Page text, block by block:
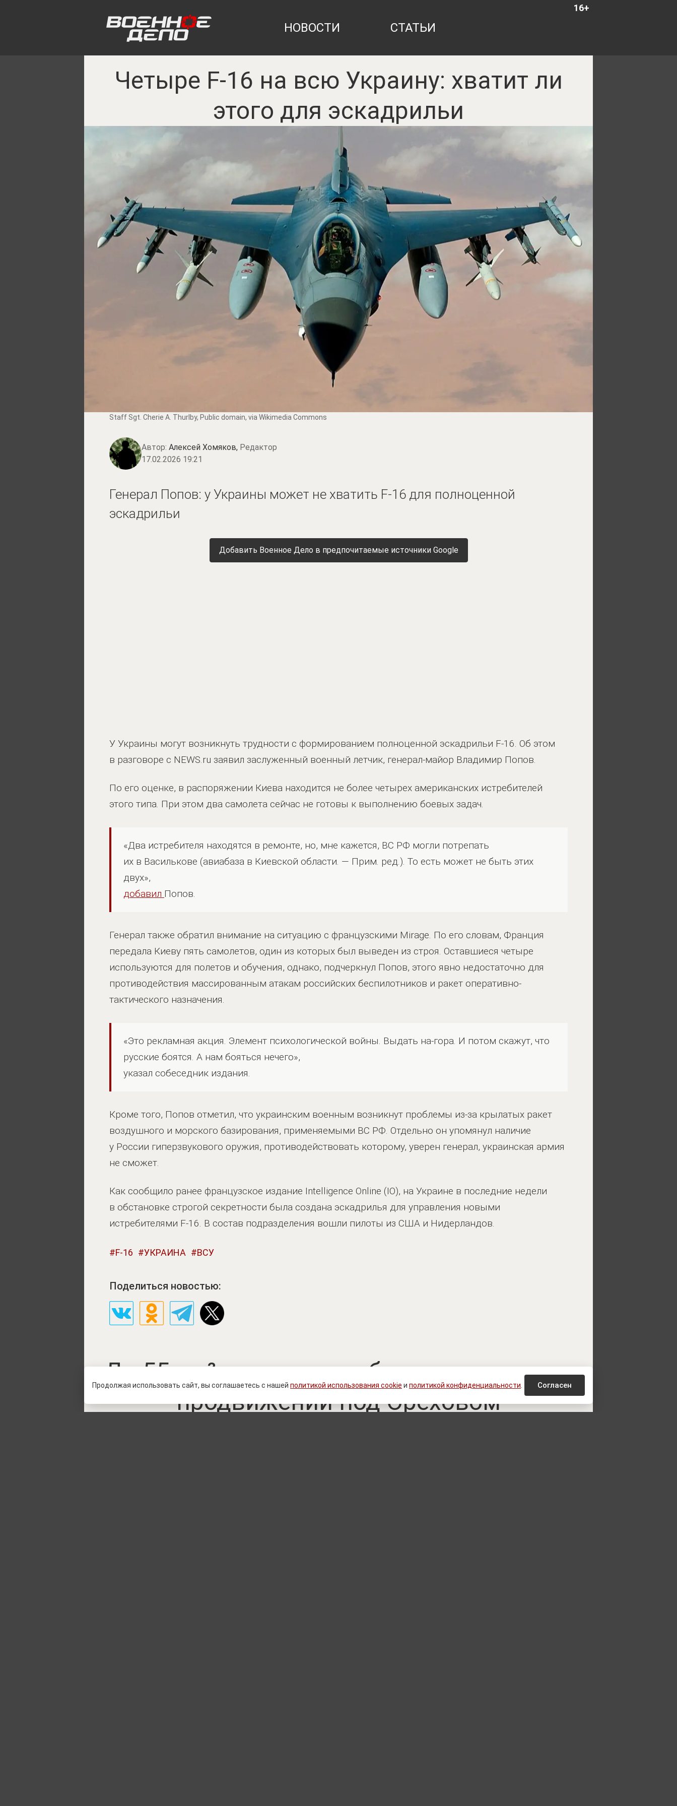
16+
НОВОСТИ СТАТЬИ
Четыре F-16 на всю Украину: хватит ли
этого для эскадрильи
Staff Sgt. Cherie A. Thurlby, Public domain, via Wikimedia Commons
Автор: Алексей Хомяков, Редактор
17.02.2026 19:21
Генерал Попов: у Украины может не хватить F-16 для полноценной
эскадрильи
Добавить Военное Дело в предпочитаемые источники Google
У Украины могут возникнуть трудности с формированием полноценной эскадрильи F-16. Об этом
в разговоре с NEWS.ru заявил заслуженный военный летчик, генерал-майор Владимир Попов.
По его оценке, в распоряжении Киева находится не более четырех американских истребителей
этого типа. При этом два самолета сейчас не готовы к выполнению боевых задач.
«Два истребителя находятся в ремонте, но, мне кажется, ВС РФ могли потрепать
их в Василькове (авиабаза в Киевской области. — Прим. ред.). То есть может не быть этих
двух»,
добавил Попов.
Генерал также обратил внимание на ситуацию с французскими Mirage. По его словам, Франция
передала Киеву пять самолетов, один из которых был выведен из строя. Оставшиеся четыре
используются для полетов и обучения, однако, подчеркнул Попов, этого явно недостаточно для
противодействия массированным атакам российских беспилотников и ракет оперативно-
тактического назначения.
«Это рекламная акция. Элемент психологической войны. Выдать на-гора. И потом скажут, что
русские боятся. А нам бояться нечего»,
указал собеседник издания.
Кроме того, Попов отметил, что украинским военным возникнут проблемы из-за крылатых ракет
воздушного и морского базирования, применяемыми ВС РФ. Отдельно он упомянул наличие
у России гиперзвукового оружия, противодействовать которому, уверен генерал, украинская армия
не сможет.
Как сообщило ранее французское издание Intelligence Online (IO), на Украине в последние недели
в обстановке строгой секретности была создана эскадрилья для управления новыми
истребителями F-16. В состав подразделения вошли пилоты из США и Нидерландов.
F-16 УКРАИНА ВСУ
Поделиться новостью:
До 55 км² за сутки: сообщается о резком
продвижении под Ореховом
Продолжая использовать сайт, вы соглашаетесь с нашей политикой использования cookie и политикой конфиденциальности Согласен